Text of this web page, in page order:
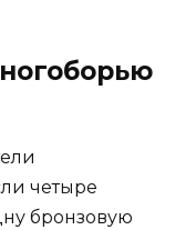
четыре
бронзовую